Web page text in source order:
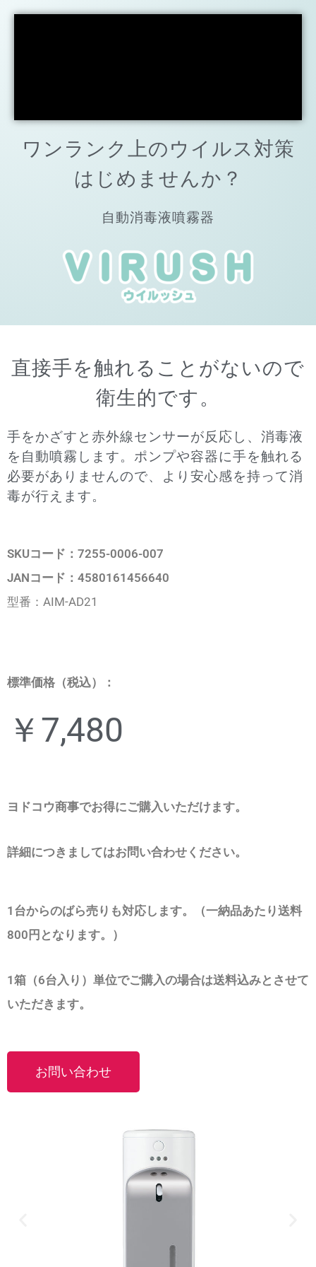
ワンランク上のウイルス対策
はじめませんか？
自動消毒液噴霧器
直接手を触れることがないので
衛生的です。
手をかざすと赤外線センサーが反応し、消毒液
を自動噴霧します。ポンプや容器に手を触れる
必要がありませんので、より安心感を持って消
毒が行えます。
SKUコード：7255-0006-007
JANコード：4580161456640
型番：AIM-AD21
標準価格（税込）：
￥7,480
ヨドコウ商事でお得にご購入いただけます。
詳細につきましてはお問い合わせください。
1台からのばら売りも対応します。（一納品あたり送料
800円となります。）
1箱（6台入り）単位でご購入の場合は送料込みとさせて
いただきます。
お問い合わせ